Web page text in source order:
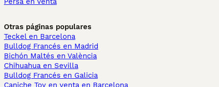
Otras páginas populares
Teckel en Barcelona
Bulldog Francés en Madrid
Bichón Maltés en València
Chihuahua en Sevilla
Bulldog Francés en Galicia